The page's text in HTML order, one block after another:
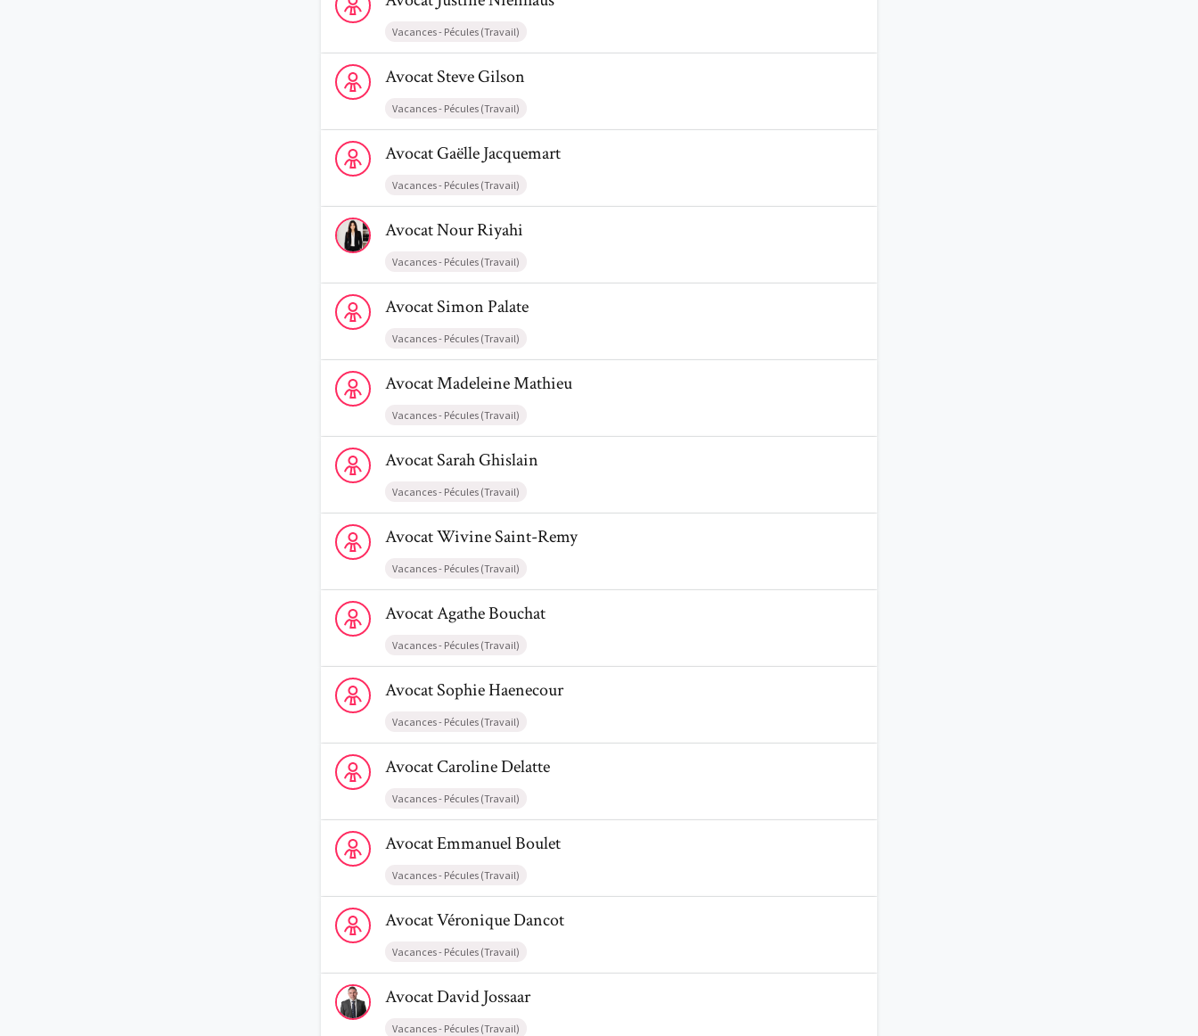
Vacances - Pécules (Travail)
Voir le profil de AvocatSteve Gilson
AvocatSteveGilson
Vacances - Pécules (Travail)
Voir le profil de AvocatGaëlle Jacquemart
AvocatGaëlleJacquemart
Vacances - Pécules (Travail)
Voir le profil de AvocatNour Riyahi
AvocatNourRiyahi
Vacances - Pécules (Travail)
Voir le profil de AvocatSimon Palate
AvocatSimonPalate
Vacances - Pécules (Travail)
Voir le profil de AvocatMadeleine Mathieu
AvocatMadeleineMathieu
Vacances - Pécules (Travail)
Voir le profil de AvocatSarah Ghislain
AvocatSarahGhislain
Vacances - Pécules (Travail)
Voir le profil de AvocatWivine Saint-Remy
AvocatWivineSaint-Remy
Vacances - Pécules (Travail)
Voir le profil de AvocatAgathe Bouchat
AvocatAgatheBouchat
Vacances - Pécules (Travail)
Voir le profil de AvocatSophie Haenecour
AvocatSophieHaenecour
Vacances - Pécules (Travail)
Voir le profil de AvocatCaroline Delatte
AvocatCarolineDelatte
Vacances - Pécules (Travail)
Voir le profil de AvocatEmmanuel Boulet
AvocatEmmanuelBoulet
Vacances - Pécules (Travail)
Voir le profil de AvocatVéronique Dancot
AvocatVéroniqueDancot
Vacances - Pécules (Travail)
Voir le profil de AvocatDavid Jossaar
AvocatDavidJossaar
Vacances - Pécules (Travail)